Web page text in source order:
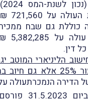
כוללת גם שבח
דין.
הליניארי המוטב
הנמכרתעולה על 5,382,285
עוד נזכיר,